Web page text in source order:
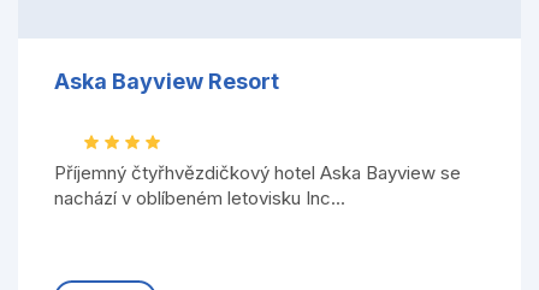
Aska Bayview Resort
Příjemný čtyřhvězdičkový hotel Aska Bayview se
nachází v oblíbeném letovisku Inc...